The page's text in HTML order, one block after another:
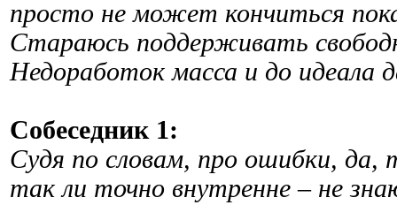
просто не может кончиться
Стараюсь поддерживать
Недоработок масса и до идеала
Собеседник 1:
Судя по словам, про ошибки, да,
так ли точно внутренне – не